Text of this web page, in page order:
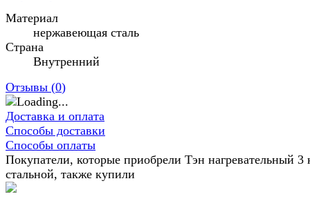
Материал
нержавеющая сталь
Страна
Внутренний
Отзывы (0)
Доставка и оплата
Способы доставки
Способы оплаты
Покупатели, которые приобрели Тэн нагревательный 3
стальной, также купили